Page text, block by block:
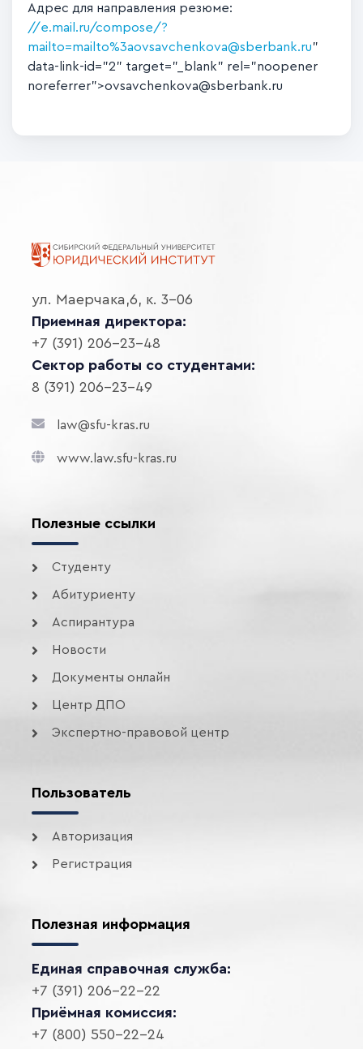
Адрес для направления резюме:
//e.mail.ru/compose/?
mailto=mailto%3aovsavchenkova@sberbank.ru"
data-link-id="2" target="_blank" rel="noopener
noreferrer">ovsavchenkova@sberbank.ru
ул. Маерчака,6, к. 3-06
Приемная директора:
+7 (391) 206-23-48
Сектор работы со студентами:
8 (391) 206-23-49
law@sfu-kras.ru
www.law.sfu-kras.ru
Полезные ссылки
Студенту
Абитуриенту
Аспирантура
Новости
Документы онлайн
Центр ДПО
Экспертно-правовой центр
Пользователь
Авторизация
Регистрация
Полезная информация
Единая справочная служба:
+7 (391) 206-22-22
Приёмная комиссия:
+7 (800) 550-22-24